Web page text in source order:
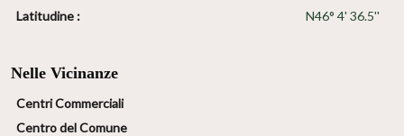
Latitudine :
N46° 4' 36.5''
Nelle Vicinanze
Centri Commerciali
Centro del Comune